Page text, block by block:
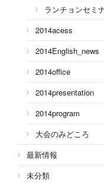
ランチョンセミ
2014acess
2014English_news
2014office
2014presentation
2014program
大会のみどころ
最新情報
未分類